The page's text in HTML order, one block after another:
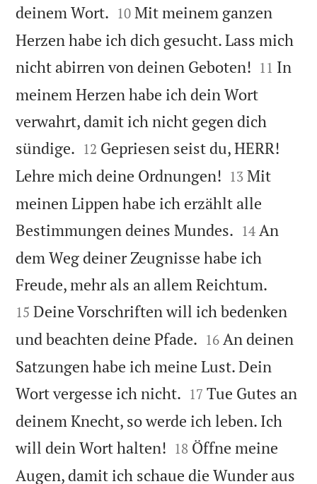
deinem Wort. 

10 Mit meinem ganzen
Herzen habe ich dich gesucht. Lass mich
nicht abirren von deinen Geboten! 

11 In
meinem Herzen habe ich dein Wort
verwahrt, damit ich nicht gegen dich
sündige. 

12 Gepriesen seist du, HERR!
Lehre mich deine Ordnungen! 

13 Mit
meinen Lippen habe ich erzählt alle
Bestimmungen deines Mundes. 

14 An
dem Weg deiner Zeugnisse habe ich
Freude, mehr als an allem Reichtum.
15 Deine Vorschriften will ich bedenken
und beachten deine Pfade. 

16 An deinen
Satzungen habe ich meine Lust. Dein
Wort vergesse ich nicht. 

17 Tue Gutes an
deinem Knecht, so werde ich leben. Ich
will dein Wort halten! 

18 Öffne meine
Augen, damit ich schaue die Wunder aus